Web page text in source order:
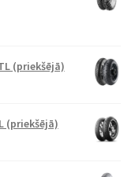
(priekšējā)
(priekšējā)